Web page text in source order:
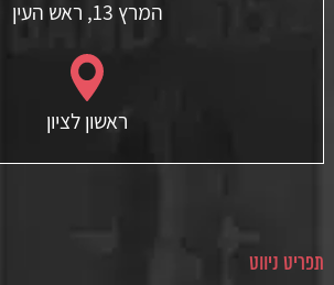
המרץ 13, ראש העין
ראשון לציון
תפריט ניווט